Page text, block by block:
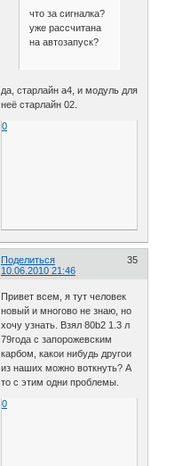
что за сигналка?
уже рассчитана
на автозапуск?
да, старлайн а4, и модуль для
неё старлайн 02.
0
Поделиться
35
10.06.2010 21:46
Привет всем, я тут человек
новый и многово не знаю, но
хочу узнать. Взял 80b2 1.3 л
79года с запорожевским
карбом, какои нибудь другои
из наших можно воткнуть? А
то с этим одни проблемы.
0